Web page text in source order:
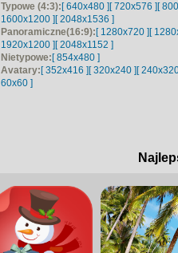
Typowe (4:3): [ 640x480 ] [ 720x576 ] [
1600x1200 ] [ 2048x1536 ]
Panoramiczne(16:9): [ 1280x720 ] [
1920x1200 ] [ 2048x1152 ]
Nietypowe: [ 854x480 ]
Avatary: [ 352x416 ] [ 320x240 ] [
60x60 ]